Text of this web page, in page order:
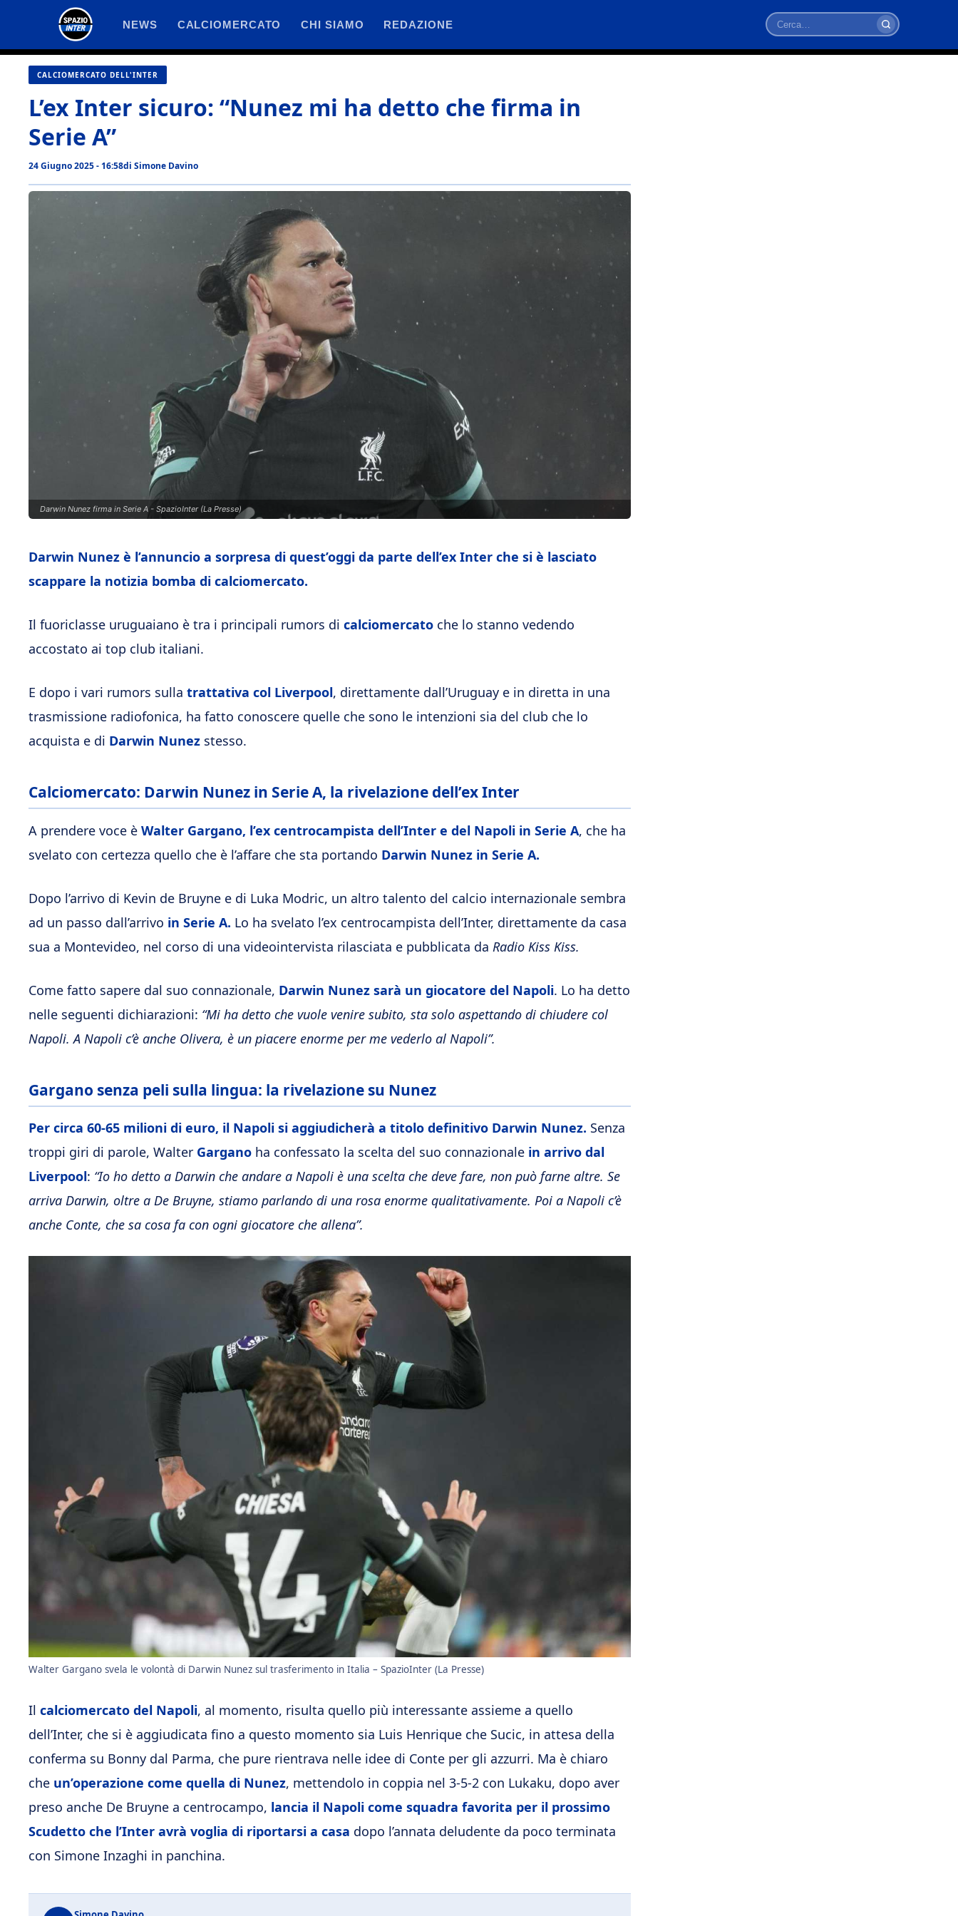
contenuto
NEWS CALCIOMERCATO CHI SIAMO REDAZIONE
Cerca
CALCIOMERCATO DELL'INTER
L’ex Inter sicuro: “Nunez mi ha detto che firma in
Serie A”
24 Giugno 2025 - 16:58di Simone Davino
Darwin Nunez firma in Serie A - SpazioInter (La Presse)
Darwin Nunez è l’annuncio a sorpresa di quest’oggi da parte dell’ex Inter che si è lasciato
scappare la notizia bomba di calciomercato.
Il fuoriclasse uruguaiano è tra i principali rumors di calciomercato che lo stanno vedendo
accostato ai top club italiani.
E dopo i vari rumors sulla trattativa col Liverpool, direttamente dall’Uruguay e in diretta in una
trasmissione radiofonica, ha fatto conoscere quelle che sono le intenzioni sia del club che lo
acquista e di Darwin Nunez stesso.
Calciomercato: Darwin Nunez in Serie A, la rivelazione dell’ex Inter
A prendere voce è Walter Gargano, l’ex centrocampista dell’Inter e del Napoli in Serie A, che ha
svelato con certezza quello che è l’affare che sta portando Darwin Nunez in Serie A.
Dopo l’arrivo di Kevin de Bruyne e di Luka Modric, un altro talento del calcio internazionale sembra
ad un passo dall’arrivo in Serie A. Lo ha svelato l’ex centrocampista dell’Inter, direttamente da casa
sua a Montevideo, nel corso di una videointervista rilasciata e pubblicata da Radio Kiss Kiss.
Come fatto sapere dal suo connazionale, Darwin Nunez sarà un giocatore del Napoli. Lo ha detto
nelle seguenti dichiarazioni: “Mi ha detto che vuole venire subito, sta solo aspettando di chiudere col
Napoli. A Napoli c’è anche Olivera, è un piacere enorme per me vederlo al Napoli”.
Gargano senza peli sulla lingua: la rivelazione su Nunez
Per circa 60-65 milioni di euro, il Napoli si aggiudicherà a titolo definitivo Darwin Nunez. Senza
troppi giri di parole, Walter Gargano ha confessato la scelta del suo connazionale in arrivo dal
Liverpool: “Io ho detto a Darwin che andare a Napoli è una scelta che deve fare, non può farne altre. Se
arriva Darwin, oltre a De Bruyne, stiamo parlando di una rosa enorme qualitativamente. Poi a Napoli c’è
anche Conte, che sa cosa fa con ogni giocatore che allena”.
Walter Gargano svela le volontà di Darwin Nunez sul trasferimento in Italia – SpazioInter (La Presse)
Il calciomercato del Napoli, al momento, risulta quello più interessante assieme a quello
dell’Inter, che si è aggiudicata fino a questo momento sia Luis Henrique che Sucic, in attesa della
conferma su Bonny dal Parma, che pure rientrava nelle idee di Conte per gli azzurri. Ma è chiaro
che un’operazione come quella di Nunez, mettendolo in coppia nel 3-5-2 con Lukaku, dopo aver
preso anche De Bruyne a centrocampo, lancia il Napoli come squadra favorita per il prossimo
Scudetto che l’Inter avrà voglia di riportarsi a casa dopo l’annata deludente da poco terminata
con Simone Inzaghi in panchina.